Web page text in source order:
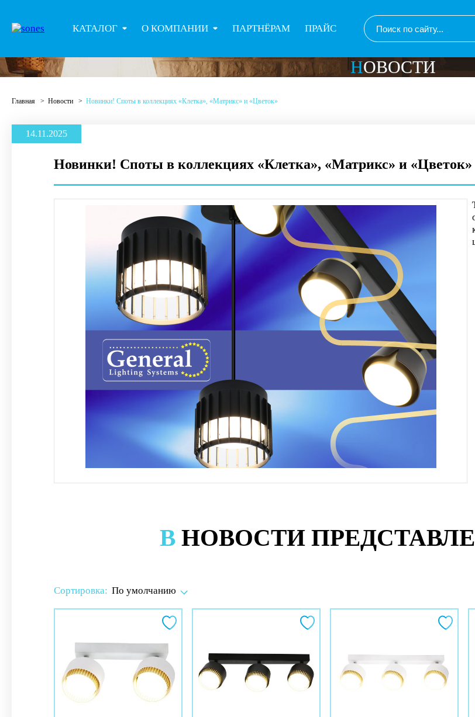
КАТАЛОГ О КОМПАНИИ ПАРТНЁРАМ ПРАЙС
НОВОСТИ
Главная Новости Новинки! Споты в коллекциях «Клетка», «Матрикс» и «Цветок»
14.11.2025
Новинки! Споты в коллекциях «Клетка», «Матрикс» и «Цветок»
В НОВОСТИ
Сортировка: По умолчанию